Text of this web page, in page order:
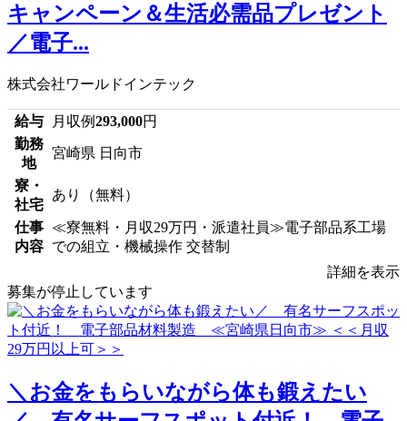
キャンペーン＆生活必需品プレゼント
／電子...
株式会社ワールドインテック
給与 月収例293,000円
勤務
地
宮崎県 日向市
寮・
社宅
あり（無料）
仕事
内容
≪寮無料・月収29万円・派遣社員≫電子部品系工場
での組立・機械操作 交替制
詳細を表示
募集が停止しています
＼お金をもらいながら体も鍛えたい